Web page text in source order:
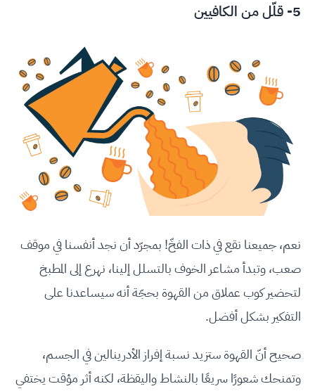
5- قلّل من الكافيين
نعم، جميعنا نقع في ذات الفخّ! بمجرّد أن نجد أنفسنا في موقف
صعب، وتبدأ مشاعر الخوف بالتسلل إلينا، نهرع إلى المطبخ
لتحضير كوب عملاق من القهوة بحجّة أنه سيساعدنا على
التفكير بشكل أفضل.
صحيح أنّ القهوة ستزيد نسبة إفراز الأدرينالين في الجسم،
وتمنحك شعورًا سريعًا بالنشاط واليقظة، لكنه أثر مؤقت يختفي